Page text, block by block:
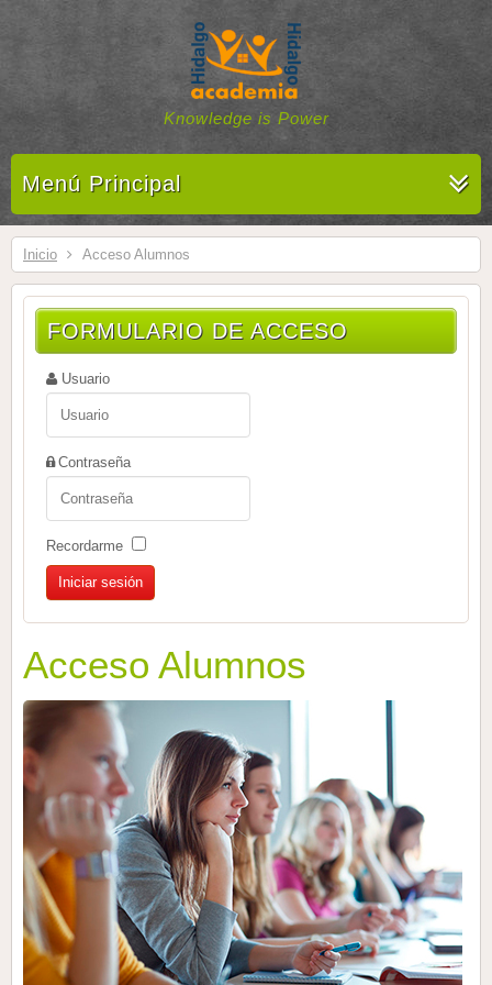
Knowledge is Power
Menú Principal
Inicio Acceso Alumnos
FORMULARIO DE ACCESO
Usuario
Contraseña
Recordarme
Acceso Alumnos